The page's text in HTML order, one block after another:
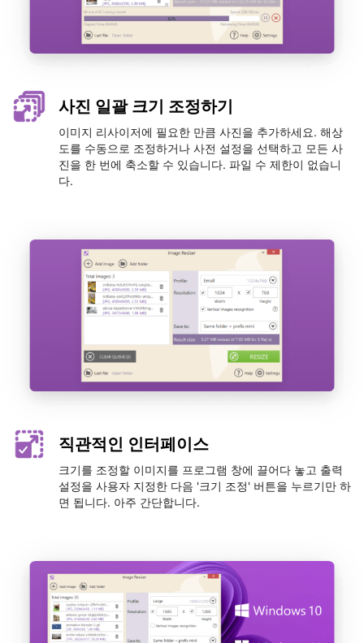
사진 일괄 크기 조정하기
이미지 리사이저에 필요한 만큼 사진을 추가하세요. 해상
도를 수동으로 조정하거나 사전 설정을 선택하고 모든 사
진을 한 번에 축소할 수 있습니다. 파일 수 제한이 없습니
다.
직관적인 인터페이스
크기를 조정할 이미지를 프로그램 창에 끌어다 놓고 출력
설정을 사용자 지정한 다음 '크기 조정' 버튼을 누르기만 하
면 됩니다. 아주 간단합니다.